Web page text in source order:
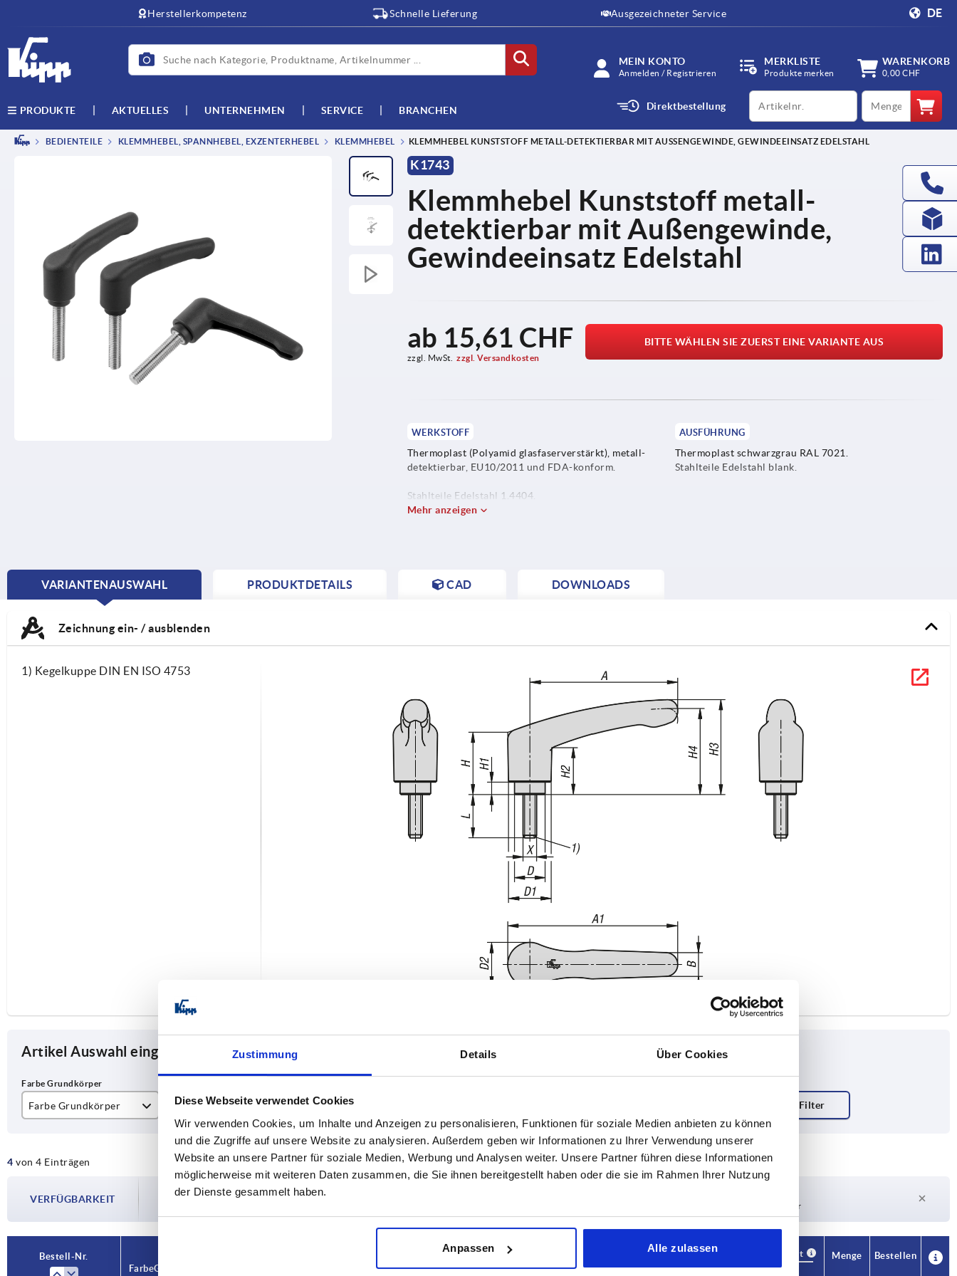
Zustimmung Details Über Cookies
Diese Webseite verwendet Cookies
Wir verwenden Cookies, um Inhalte und Anzeigen zu personalisieren, Funktionen für soziale Medien anbieten zu können
und die Zugriffe auf unsere Website zu analysieren. Außerdem geben wir Informationen zu Ihrer Verwendung unserer
Website an unsere Partner für soziale Medien, Werbung und Analysen weiter. Unsere Partner führen diese Informationen
möglicherweise mit weiteren Daten zusammen, die Sie ihnen bereitgestellt haben oder die sie im Rahmen Ihrer Nutzung
der Dienste gesammelt haben.
Anpassen Alle zulassen
Herstellerkompetenz Schnelle Lieferung Ausgezeichneter Service DE
MEIN KONTO
Anmelden / Registrieren
MERKLISTE
Produkte merken
WARENKORB
0,00 CHF
PRODUKTE AKTUELLES UNTERNEHMEN SERVICE BRANCHEN Direktbestellung
productCode qty
BEDIENTEILE KLEMMHEBEL, SPANNHEBEL, EXZENTERHEBEL KLEMMHEBEL KLEMMHEBEL KUNSTSTOFF METALL-DETEKTIERBAR MIT AUSSENGEWINDE, GEWINDEEINSATZ EDELSTAHL
K1743
Klemmhebel Kunststoff metall-
detektierbar mit Außengewinde,
Gewindeeinsatz Edelstahl
ab 15,61 CHF
zzgl. MwSt. zzgl. Versandkosten
BITTE WÄHLEN SIE ZUERST EINE VARIANTE AUS
WERKSTOFF
Thermoplast (Polyamid glasfaserverstärkt), metall-
detektierbar, EU10/2011 und FDA-konform.
Stahlteile Edelstahl 1.4404.
AUSFÜHRUNG
Thermoplast schwarzgrau RAL 7021.
Stahlteile Edelstahl blank.
Mehr anzeigen
VARIANTENAUSWAHL
CURRENT
PRODUKTDETAILS CAD DOWNLOADS
Zeichnung ein- / ausblenden
1) Kegelkuppe DIN EN ISO 4753
Artikel Auswahl eingrenzen
Farbe Grundkörper
M8
L
20
25
40
65,2 13,5
4 von 4 Einträgen TABELLE VERGRÖSSERN
VERFÜGBARKEIT
Im finalen Schritt vor Abschluss Ihrer Bestellung erfahren Sie das bestätigte
Derzeit nicht auf Lager
Bestell-Nr.
Farbe Grundkörper
D1 D2 H H1 H2 H3 H4 A1 B
Verfügbarkeit
Preis
Menge Bestellen
Bestell-Nr.
Farbe Grundkörper
D1 D2 H H1 H2 H3 H4 A1 B
Verfügbarkeit
Preis
Menge Bestellen